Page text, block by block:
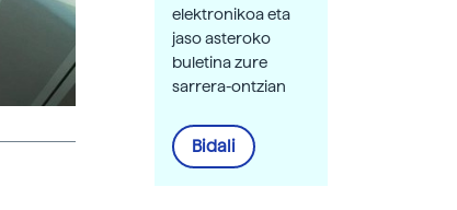
elektronikoa eta
jaso asteroko
buletina zure
sarrera-ontzian
Bidali